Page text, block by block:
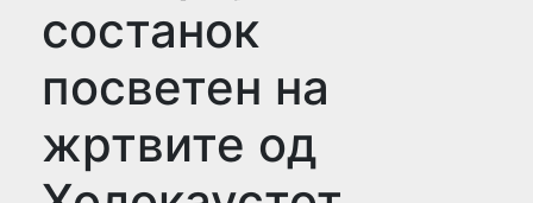
состанок
посветен на
жртвите од